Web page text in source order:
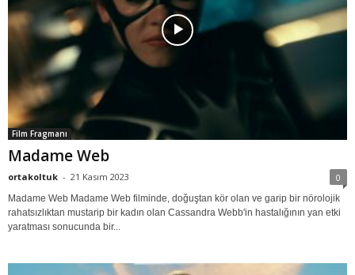
Film Fragmanı
Madame Web
ortakoltuk - 21 Kasım 2023 0
Madame Web Madame Web filminde, doğuştan kör olan ve garip bir nörolojik
rahatsızlıktan mustarip bir kadın olan Cassandra Webb'in hastalığının yan etki
yaratması sonucunda bir...